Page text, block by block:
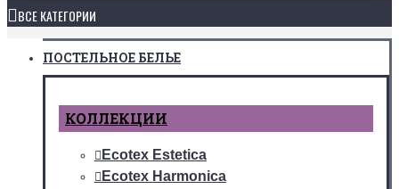
ВСЕ КАТЕГОРИИ
ПОСТЕЛЬНОЕ БЕЛЬЕ
КОЛЛЕКЦИИ
Ecotex Estetica
Ecotex Harmonica